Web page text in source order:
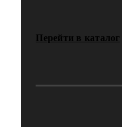
Перейти в каталог